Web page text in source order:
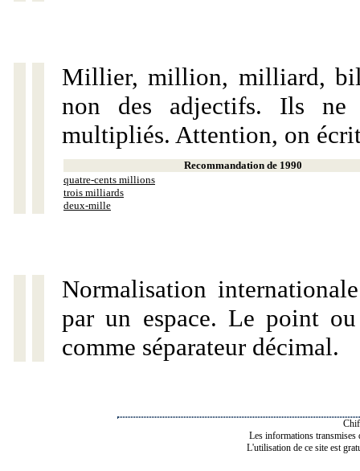
Millier, million, milliard,
non des adjectifs. Ils ne
multipliés. Attention, on
Recommandation de 1990
quatre-cents millions
trois milliards
deux-mille
Normalisation
par un espace. Le point
comme séparateur décimal.
Les informations transmises
L'utilisation de ce site est